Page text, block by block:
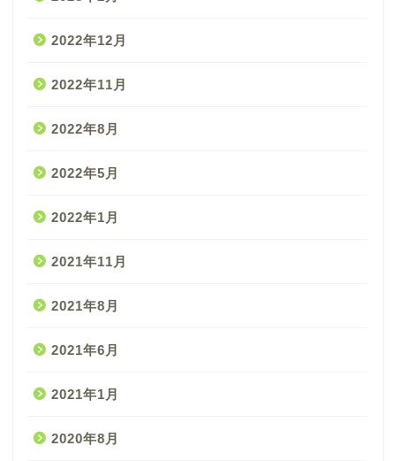
2022年12月
2022年11月
2022年8月
2022年5月
2022年1月
2021年11月
2021年8月
2021年6月
2021年1月
2020年8月